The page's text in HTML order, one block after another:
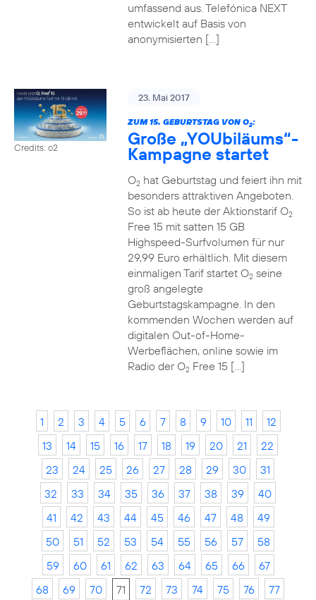
umfassend aus. Telefónica NEXT
entwickelt auf Basis von
anonymisierten […]
Credits: o2
23. Mai 2017
ZUM 15. GEBURTSTAG VON O2:
Große „YOUbiläums“-
Kampagne startet
O2hat Geburtstag und feiert ihn mit
besonders attraktiven Angeboten.
So ist ab heute der Aktionstarif O2
Free 15 mit satten 15 GB
Highspeed-Surfvolumen für nur
29,99 Euro erhältlich. Mit diesem
einmaligen Tarif startet O2seine
groß angelegte
Geburtstagskampagne. In den
kommenden Wochen werden auf
digitalen Out-of-Home-
Werbeflächen, online sowie im
Radio der O2Free 15 […]
1 2 3 4 5 6 7 8 9 10 11
12
13
14 15 16 17 18 19 20 21
22
23
24 25 26 27 28 29 30
31
32
33 34 35 36 37 38 39
40
41
42 43 44 45 46 47 48
49
50
51 52 53 54 55 56 57
58
59
60 61 62 63 64 65 66
67
68
69 70 71 72 73 74 75 76
77